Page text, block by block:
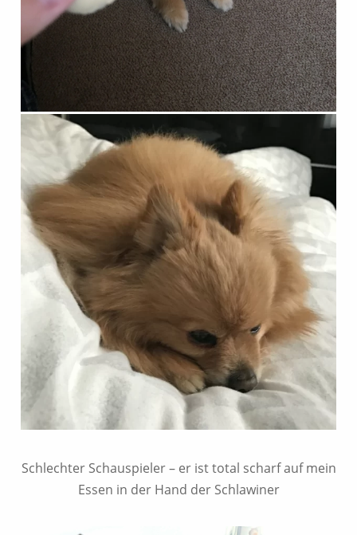
Schlechter Schauspieler – er ist total scharf auf mein
Essen in der Hand der Schlawiner